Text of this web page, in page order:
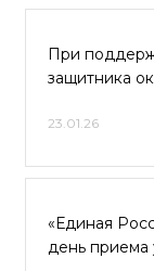
При
защитника
23.01.26
«Единая
день приема